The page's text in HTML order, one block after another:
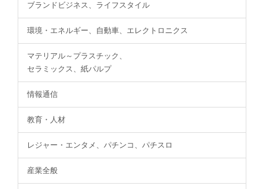
ブランドビジネス、ライフスタイル
環境・エネルギー、自動車、エレクトロニクス
マテリアル～プラスチック、
セラミックス、紙パルプ
情報通信
教育・人材
レジャー・エンタメ、パチンコ、パチスロ
産業全般